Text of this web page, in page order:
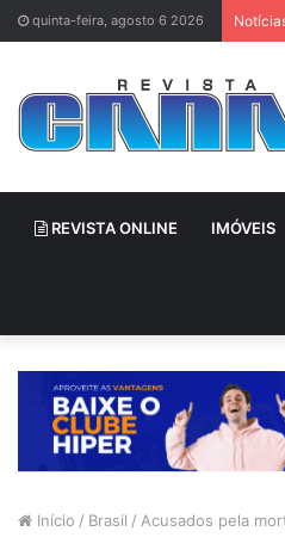
quinta-feira, agosto 6 2026
REVISTA ONLINE IMÓVEIS
Início / Brasil / Acusados pela